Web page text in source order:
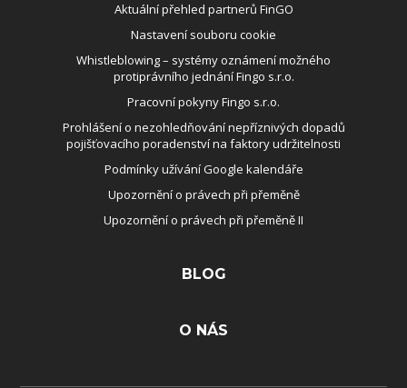
Aktuální přehled partnerů FinGO
Nastavení souboru cookie
Whistleblowing – systémy oznámení možného
protiprávního jednání Fingo s.r.o.
Pracovní pokyny Fingo s.r.o.
Prohlášení o nezohledňování nepříznivých dopadů
pojišťovacího poradenství na faktory udržitelnosti
Podmínky užívání Google kalendáře
Upozornění o právech při přeměně
Upozornění o právech při přeměně II
BLOG
O NÁS